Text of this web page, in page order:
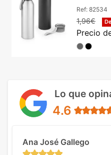
Ref: 82534
1,96€
Precio
Lo que
4.6
Ana José Gallego